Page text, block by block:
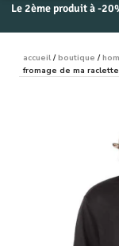
Le 2ème produit à -
accueil / boutique /
fromage de ma raclette